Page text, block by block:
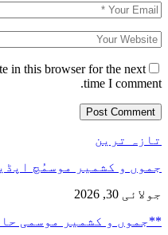
in this browser for the next
time I comment.
تازہ ترین
جموں و کشمیر موسمُچ
جولائی 30, 2026
**جموں و كشمیر موسمی